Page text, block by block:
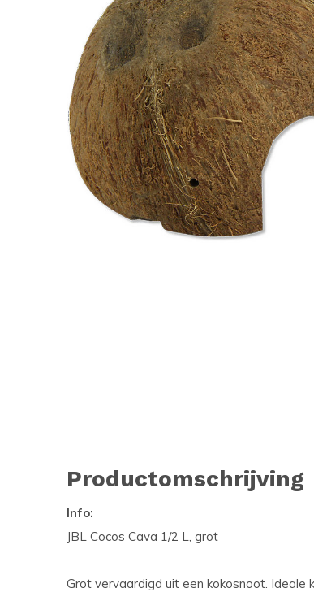
Productomschrijving
Info:
JBL Cocos Cava 1/2 L, grot
Grot vervaardigd uit een kokosnoot. Ideale